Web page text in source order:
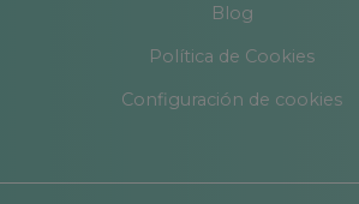
Blog
Política de Cookies
Configuración de cookies